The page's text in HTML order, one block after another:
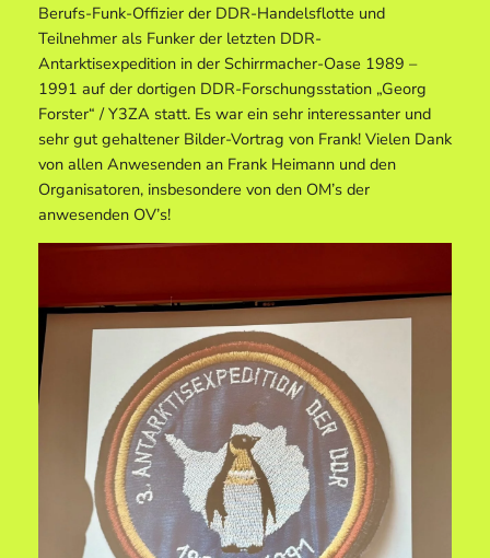
Berufs-Funk-Offizier der DDR-Handelsflotte und
Teilnehmer als Funker der letzten DDR-
Antarktisexpedition in der Schirrmacher-Oase 1989 –
1991 auf der dortigen DDR-Forschungsstation „Georg
Forster“ / Y3ZA statt. Es war ein sehr interessanter und
sehr gut gehaltener Bilder-Vortrag von Frank! Vielen Dank
von allen Anwesenden an Frank Heimann und den
Organisatoren, insbesondere von den OM’s der
anwesenden OV’s!